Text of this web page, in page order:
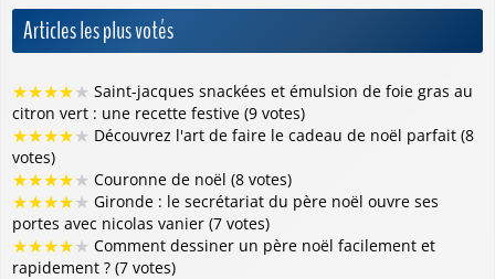
Articles les plus votés
★★★★★ Saint-jacques snackées et émulsion de foie gras au
citron vert : une recette festive (9 votes)
★★★★★ Découvrez l'art de faire le cadeau de noël parfait (8
votes)
★★★★★ Couronne de noël (8 votes)
★★★★★ Gironde : le secrétariat du père noël ouvre ses
portes avec nicolas vanier (7 votes)
★★★★★ Comment dessiner un père noël facilement et
rapidement ? (7 votes)